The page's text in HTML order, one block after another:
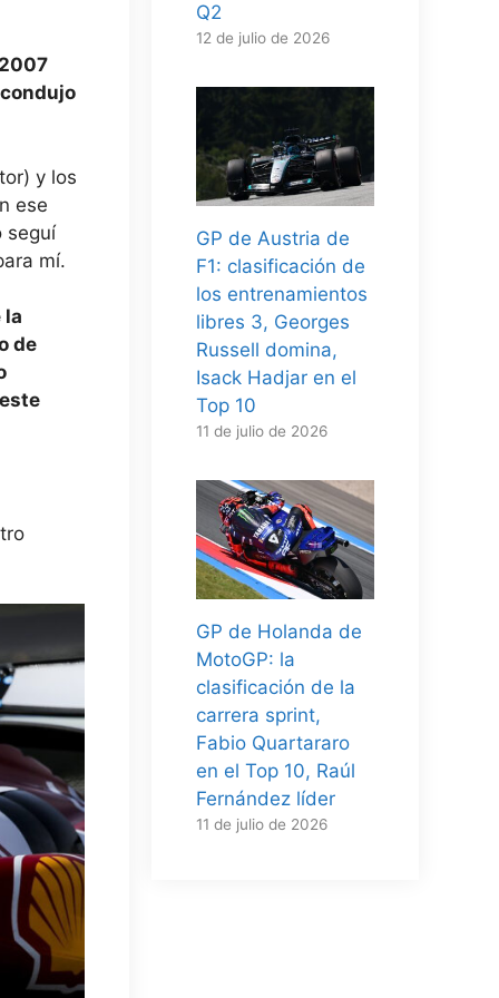
y los
ese
seguí
mí.
la
de
Q2
12 de julio de 2026
GP de Austria de
F1: clasificación de
los entrenamientos
libres 3, Georges
Russell domina,
Isack Hadjar en el
Top 10
11 de julio de 2026
GP de Holanda de
MotoGP: la
clasificación de la
carrera sprint,
Fabio Quartararo
en el Top 10, Raúl
Fernández líder
11 de julio de 2026